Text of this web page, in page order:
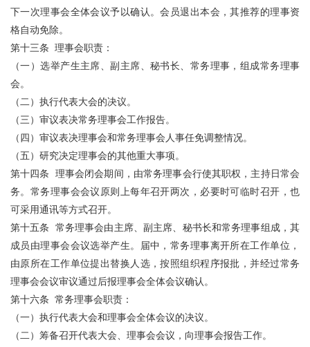
下一次理事会全体会议予以确认。会员退出本会，其推荐的理事资
格自动免除。
第十三条 理事会职责：
（一）选举产生主席、副主席、秘书长、常务理事，组成常务理事
会。
（二）执行代表大会的决议。
（三）审议表决常务理事会工作报告。
（四）审议表决理事会和常务理事会人事任免调整情况。
（五）研究决定理事会的其他重大事项。
第十四条 理事会闭会期间，由常务理事会行使其职权，主持日常会
务。常务理事会会议原则上每年召开两次，必要时可临时召开，也
可采用通讯等方式召开。
第十五条 常务理事会由主席、副主席、秘书长和常务理事组成，其
成员由理事会会议选举产生。届中，常务理事离开所在工作单位，
由原所在工作单位提出替换人选，按照组织程序报批，并经过常务
理事会会议审议通过后报理事会全体会议确认。
第十六条 常务理事会职责：
（一）执行代表大会和理事会全体会议的决议。
（二）筹备召开代表大会、理事会会议，向理事会报告工作。